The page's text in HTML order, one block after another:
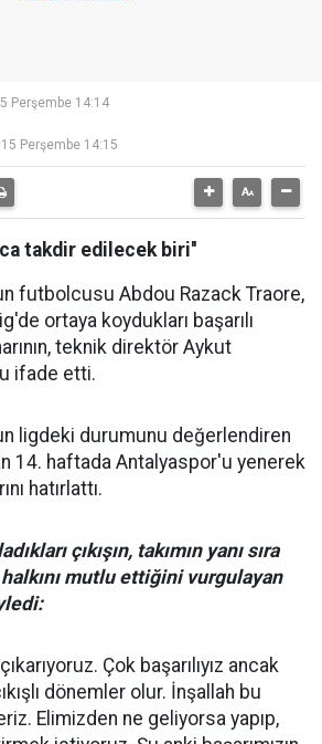
Perşembe 14:14
Perşembe 14:15
takdir edilecek biri''
futbolcusu Abdou Razack Traore,
ortaya koydukları başarılı
teknik direktör Aykut
ifade etti.
ligdeki durumunu değerlendiren
14. haftada Antalyaspor'u yenerek
hatırlattı.
çıkışın, takımın yanı sıra
mutlu ettiğini vurgulayan
Çok başarılıyız ancak
dönemler olur. İnşallah bu
Elimizden ne geliyorsa yapıp,